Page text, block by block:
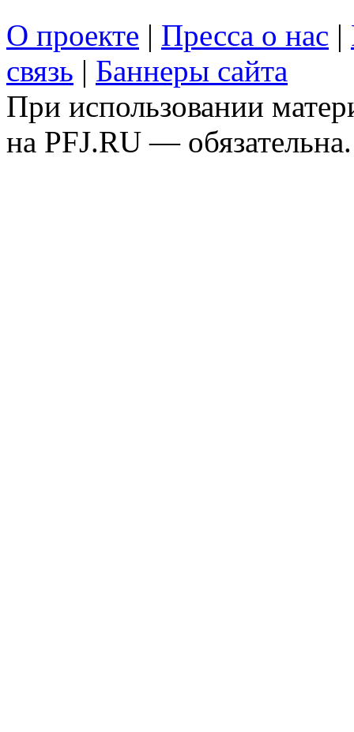
О проекте | Пресса о нас |
связь | Баннеры сайта
При использовании
на PFJ.RU — обязательна.